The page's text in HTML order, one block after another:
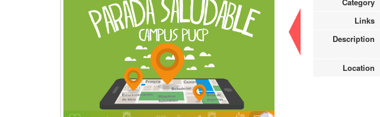
Links
Description
Location